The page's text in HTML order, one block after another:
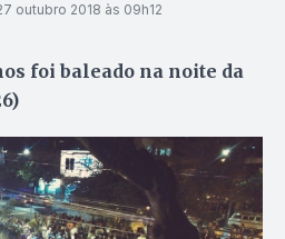
outubro 2018 às 09h12
foi baleado na noite da